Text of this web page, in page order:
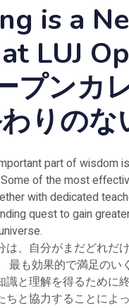
is a
LUJ
プンカ
りのな
part of wisdom
of the most
with dedicated
quest to gain
は、自分がまだどれだ
最も効果的で満足のい
識と理解を得るために
と協力することによ